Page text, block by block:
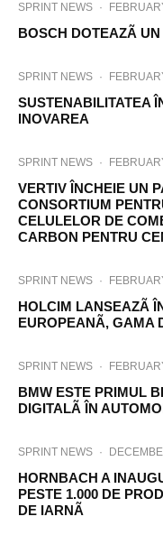
SPRINT NEWS ·
BOSCH DOTEAZÃ
SPRINT NEWS ·
SUSTENABILITATEA
INOVAREA
SPRINT NEWS ·
VERTIV ÎNCHEIE UN
CONSORTIUM
CELULELOR DE
CARBON PENTRU
SPRINT NEWS ·
HOLCIM LANSEAZÃ
EUROPEANÃ, GAMA
SPRINT NEWS ·
BMW ESTE PRIMUL
DIGITALÃ ÎN
SPRINT NEWS ·
HORNBACH A
PESTE 1.000 DE
DE IARNÃ